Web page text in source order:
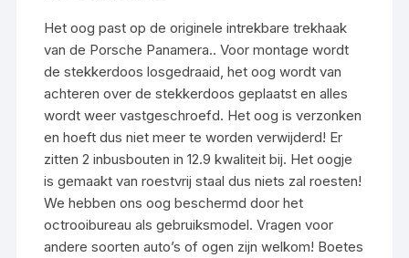
Het oog past op de originele intrekbare trekhaak
van de Porsche Panamera.. Voor montage wordt
de stekkerdoos losgedraaid, het oog wordt van
achteren over de stekkerdoos geplaatst en alles
wordt weer vastgeschroefd. Het oog is verzonken
en hoeft dus niet meer te worden verwijderd! Er
zitten 2 inbusbouten in 12.9 kwaliteit bij. Het oogje
is gemaakt van roestvrij staal dus niets zal roesten!
We hebben ons oog beschermd door het
octrooibureau als gebruiksmodel. Vragen voor
andere soorten auto’s of ogen zijn welkom! Boetes